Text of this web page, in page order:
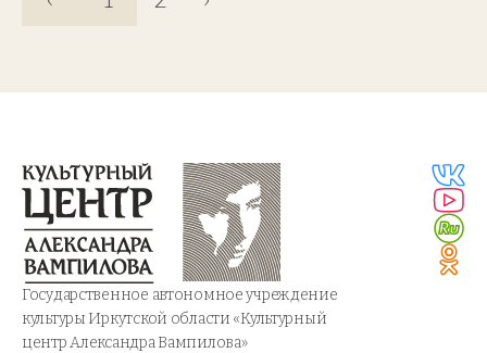
Государственное автономное учреждение
культуры Иркутской области «Культурный
центр Александра Вампилова»